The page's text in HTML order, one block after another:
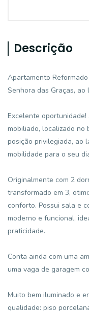
Descrição
Apartamento
Senhora das Graças, ao
Excelente
mobiliado, localizado no
posição privilegiada, ao
mobilidade para o seu
Originalmente com 2
transformado em 3,
conforto. Possui sala e
moderno e funcional,
praticidade.
Conta ainda com uma
uma vaga de garagem
Muito bem iluminado e
qualidade: piso